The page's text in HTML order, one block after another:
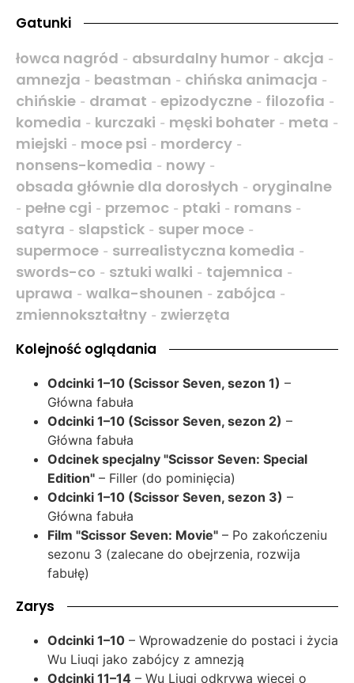
Gatunki
łowca nagród - absurdalny humor - akcja -
amnezja - beastman - chińska animacja -
chińskie - dramat - epizodyczne - filozofia -
komedia - kurczaki - męski bohater - meta -
miejski - moce psi - mordercy -
nonsens-komedia - nowy -
obsada głównie dla dorosłych - oryginalne
- pełne cgi - przemoc - ptaki - romans -
satyra - slapstick - super moce -
supermoce - surrealistyczna komedia -
swords-co - sztuki walki - tajemnica -
uprawa - walka-shounen - zabójca -
zmiennokształtny - zwierzęta
Kolejność oglądania
Odcinki 1–10 (Scissor Seven, sezon 1) –
Główna fabuła
Odcinki 1–10 (Scissor Seven, sezon 2) –
Główna fabuła
Odcinek specjalny "Scissor Seven: Special
Edition" – Filler (do pominięcia)
Odcinki 1–10 (Scissor Seven, sezon 3) –
Główna fabuła
Film "Scissor Seven: Movie" – Po zakończeniu
sezonu 3 (zalecane do obejrzenia, rozwija
fabułę)
Zarys
Odcinki 1–10 – Wprowadzenie do postaci i życia
Wu Liuqi jako zabójcy z amnezją
Odcinki 11–14 – Wu Liuqi odkrywa więcej o